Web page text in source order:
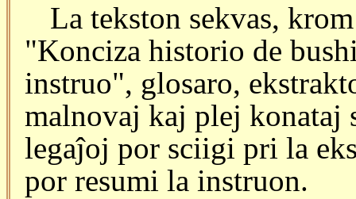
La tekston sekvas,
"Konciza historio de
instruo", glosaro,
malnovaj kaj plej konataj
legaĵoj por sciigi pri la
por resumi la instruon.